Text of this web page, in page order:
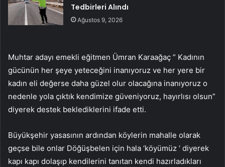
Tedbirleri Alındı
Ağustos 9, 2026
Muhtar adayı emekli eğitmen Ümran Karaağaç ” Kadının
gücünün her şeye yeteceğini inanıyoruz ve her yere bir
kadın eli değerse daha güzel olur olacağına inanıyoruz o
nedenle yola çıktık kendimize güveniyoruz, hayırlısı olsun”
diyerek destek beklediklerini ifade etti.
Büyükşehir yasasının ardından köylerin mahalle olarak
geçse bile onlar Döğüşbelen için hala ‘köyümüz ‘ diyerek
kapı kapı dolaşıp kendilerini tanıtan kendi hazırladıkları